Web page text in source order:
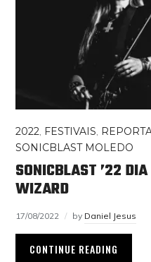
2022, FESTIVAIS,
SONICBLAST MOLEDO
SONICBLAST ’22
WIZARD
17/08/2022 by Daniel Jesus
CONTINUE READING